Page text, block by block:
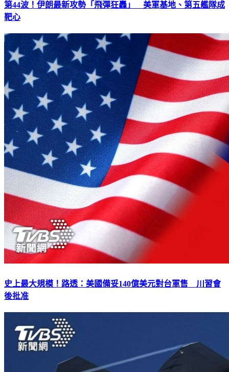
第44波！伊朗最新攻勢「飛彈狂轟」 美軍基地、第五艦隊成
靶心
史上最大規模！路透：美國備妥140億美元對台軍售 川習會
後批准